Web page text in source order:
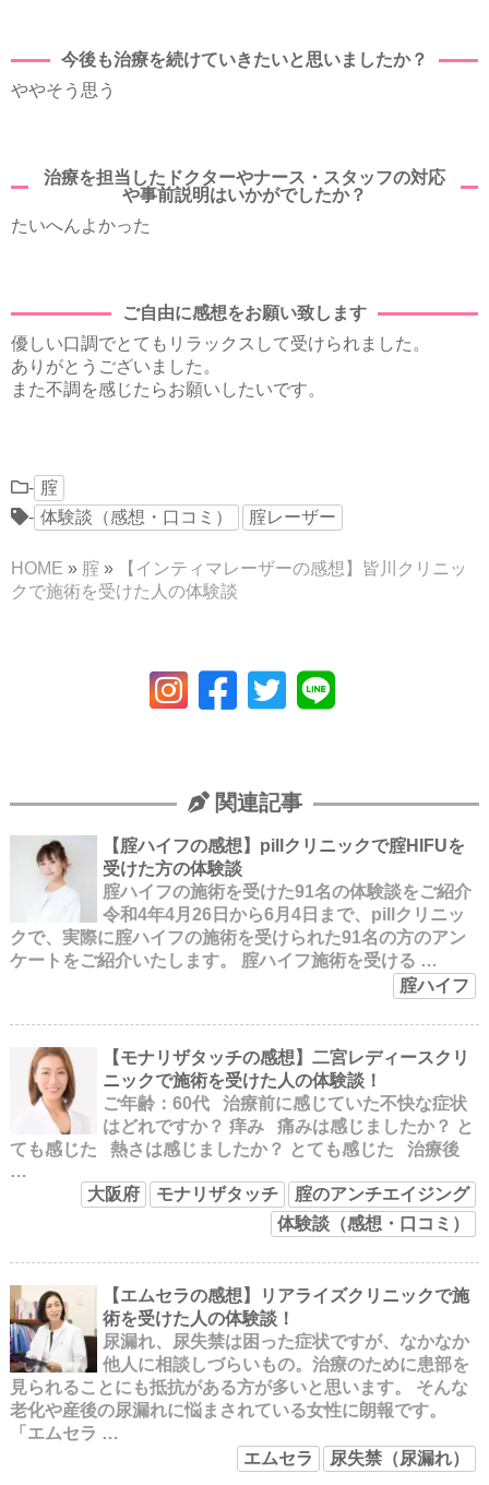
今後も治療を続けていきたいと思いましたか？
ややそう思う
治療を担当したドクターやナース・スタッフの対応
や事前説明はいかがでしたか？
たいへんよかった
ご自由に感想をお願い致します
優しい口調でとてもリラックスして受けられました。
ありがとうございました。
また不調を感じたらお願いしたいです。
- 腟
- 体験談（感想・口コミ） 腟レーザー
HOME » 腟 »
【インティマレーザーの感想】皆川クリニッ
クで施術を受けた人の体験談
関連記事
【腟ハイフの感想】pillクリニックで腟HIFUを
受けた方の体験談
腟ハイフの施術を受けた91名の体験談をご紹介
令和4年4月26日から6月4日まで、pillクリニッ
クで、実際に腟ハイフの施術を受けられた91名の方のアン
ケートをご紹介いたします。 腟ハイフ施術を受ける …
腟ハイフ
【モナリザタッチの感想】二宮レディースクリ
ニックで施術を受けた人の体験談！
ご年齢：60代 治療前に感じていた不快な症状
はどれですか？ 痒み 痛みは感じましたか？ と
ても感じた 熱さは感じましたか？ とても感じた 治療後
…
大阪府
モナリザタッチ
腟のアンチエイジング
体験談（感想・口コミ）
【エムセラの感想】リアライズクリニックで施
術を受けた人の体験談！
尿漏れ、尿失禁は困った症状ですが、なかなか
他人に相談しづらいもの。治療のために患部を
見られることにも抵抗がある方が多いと思います。 そんな
老化や産後の尿漏れに悩まされている女性に朗報です。
「エムセラ …
エムセラ
尿失禁（尿漏れ）